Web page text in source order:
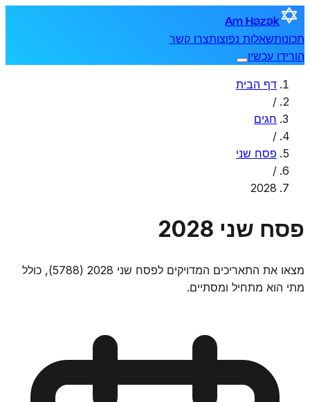
Am Hazak
תכונותשאלות נפוצותצרו קשר
הורידו עכשיו
דף הבית
/
חגים
/
פסח שני
/
2028
פסח שני 2028
מצאו את התאריכים המדויקים לפסח שני 2028 (5788), כולל
מתי הוא מתחיל ומסתיים.